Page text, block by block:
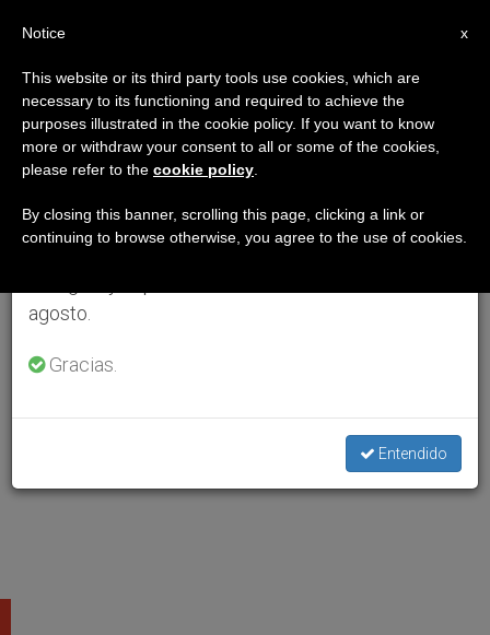
×
Aviso importante
Del 27 de julio al 7 de agosto haremos la pausa
anual, aprovechando que en el periodo de verano
se generan menos informaciones y también el
agosto.
Gracias.
Entendido
x
Notice
This website or its third party tools use cookies, which are
necessary to its functioning and required to achieve the
purposes illustrated in the cookie policy. If you want to know
more or withdraw your consent to all or some of the cookies,
please refer to the cookie policy
By closing this banner, scrolling this page, clicking a link or
continuing to browse otherwise, you agree to the use of cookies.